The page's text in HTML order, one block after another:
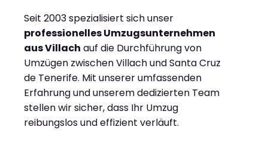
Seit 2003 spezialisiert sich unser
professionelles Umzugsunternehmen
aus Villach auf die Durchführung von
Umzügen zwischen Villach und Santa Cruz
de Tenerife. Mit unserer umfassenden
Erfahrung und unserem dedizierten Team
stellen wir sicher, dass Ihr Umzug
reibungslos und effizient verläuft.